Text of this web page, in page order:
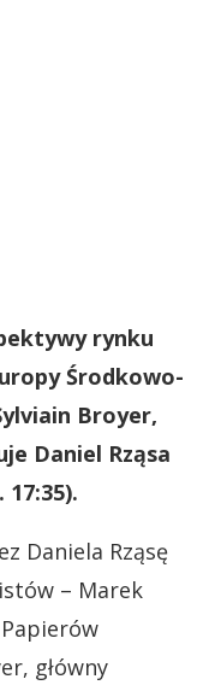
rynku
Środkowo-
Broyer,
Daniel Rząsa
17:35).
Daniela Rząsę
– Marek
główny